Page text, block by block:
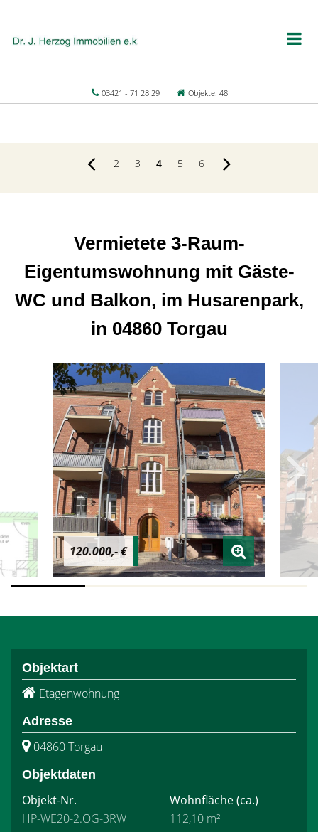
03421 - 71 28 29 Objekte: 48
2 3 4 5 6
Vermietete 3-Raum-
Eigentumswohnung mit Gäste-
WC und Balkon, im Husarenpark,
in 04860 Torgau
120.000,- €
Objektart
Etagenwohnung
Adresse
04860 Torgau
Objektdaten
Objekt-Nr.
HP-WE20-2.OG-3RW
Wohnfläche(ca.)
112,10 m²